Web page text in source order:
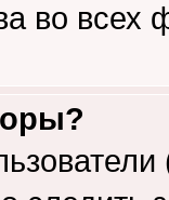
во всех